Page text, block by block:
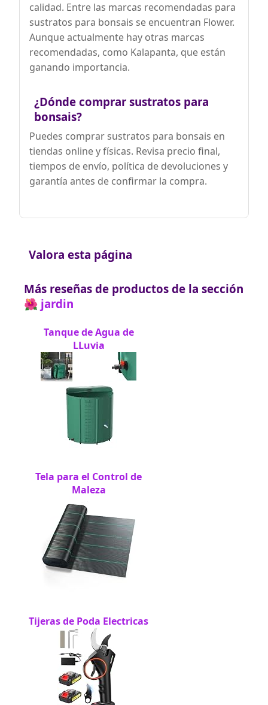
calidad. Entre las marcas recomendadas para
sustratos para bonsais se encuentran Flower.
Aunque actualmente hay otras marcas
recomendadas, como Kalapanta, que están
ganando importancia.
¿Dónde comprar sustratos para
bonsais?
Puedes comprar sustratos para bonsais en
tiendas online y físicas. Revisa precio final,
tiempos de envío, política de devoluciones y
garantía antes de confirmar la compra.
Valora esta página
Más reseñas de productos de la sección
🌺 jardin
Tanque de Agua de
LLuvia
Tela para el Control de
Maleza
Tijeras de Poda Electricas